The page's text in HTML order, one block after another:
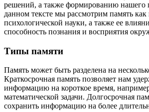
решений, а также формированию нашего
данном тексте мы рассмотрим память
психологической науки, а также ее
способность познания и восприятия
Типы памяти
Память может быть разделена на
Краткосрочная память позволяет нам
информацию на короткое время,
математической задачи. Долгосрочная
сохранить информацию на более